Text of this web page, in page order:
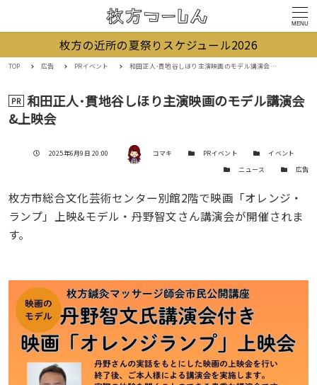
MENU
枚方の近所の夏祭りスケジュール2026
TOP 広告 PRイベント 和田正人･貫地谷しほり主演映画のモデル講演会&上映会
PR 和田正人･貫地谷しほり主演映画のモデル講演会
&上映会
投稿日
2025年6月9日 20:00 著者 コマキ カテゴリーPRイベント カテゴリー
イベント
カテゴリー
ニュース カテゴリー
広告
枚方市総合文化芸術センター別館2階で映画「オレンジ・
ランプ」上映&モデル・丹野智文さん講演会が開催されま
す。